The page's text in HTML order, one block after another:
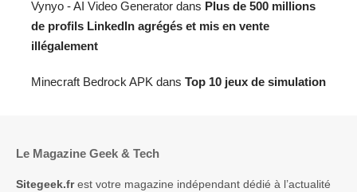
Vynyo - AI Video Generator dans Plus de 500 millions
de profils LinkedIn agrégés et mis en vente
illégalement
Minecraft Bedrock APK dans Top 10 jeux de simulation
Le Magazine Geek & Tech
Sitegeek.frest votre magazine indépendant dédié à l’actualité